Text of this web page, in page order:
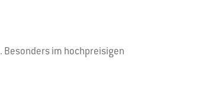
Besonders im hochpreisigen